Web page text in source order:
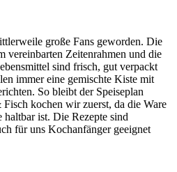
große Fans geworden. Die
vereinbarten Zeitenrahmen und die
sind frisch, gut verpackt
immer eine gemischte Kiste mit
So bleibt der Speiseplan
kochen wir zuerst, da die Ware
haltbar ist. Die Rezepte sind
für uns Kochanfänger geeignet